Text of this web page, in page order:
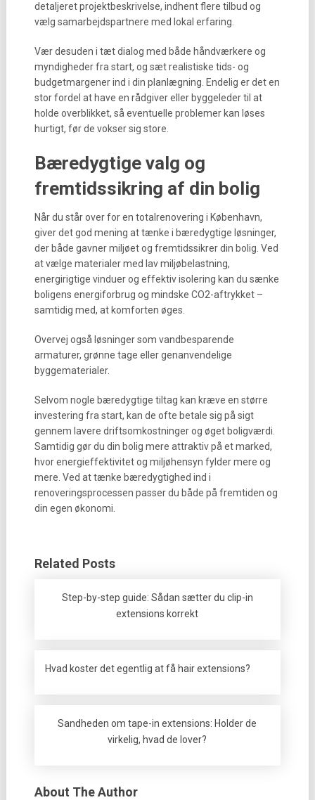
detaljeret projektbeskrivelse, indhent flere tilbud og
vælg samarbejdspartnere med lokal erfaring.
Vær desuden i tæt dialog med både håndværkere og
myndigheder fra start, og sæt realistiske tids- og
budgetmargener ind i din planlægning. Endelig er det en
stor fordel at have en rådgiver eller byggeleder til at
holde overblikket, så eventuelle problemer kan løses
hurtigt, før de vokser sig store.
Bæredygtige valg og
fremtidssikring af din bolig
Når du står over for en totalrenovering i København,
giver det god mening at tænke i bæredygtige løsninger,
der både gavner miljøet og fremtidssikrer din bolig. Ved
at vælge materialer med lav miljøbelastning,
energirigtige vinduer og effektiv isolering kan du sænke
boligens energiforbrug og mindske CO2-aftrykket –
samtidig med, at komforten øges.
Overvej også løsninger som vandbesparende
armaturer, grønne tage eller genanvendelige
byggematerialer.
Selvom nogle bæredygtige tiltag kan kræve en større
investering fra start, kan de ofte betale sig på sigt
gennem lavere driftsomkostninger og øget boligværdi.
Samtidig gør du din bolig mere attraktiv på et marked,
hvor energieffektivitet og miljøhensyn fylder mere og
mere. Ved at tænke bæredygtighed ind i
renoveringsprocessen passer du både på fremtiden og
din egen økonomi.
Related Posts
Step-by-step guide: Sådan sætter du clip-in
extensions korrekt
Hvad koster det egentlig at få hair extensions?
Sandheden om tape-in extensions: Holder de
virkelig, hvad de lover?
About The Author